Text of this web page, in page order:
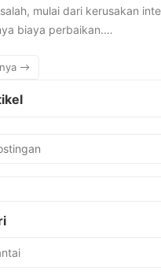
mulai dari kerusakan
biaya perbaikan.…